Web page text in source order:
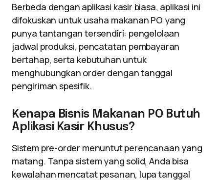
Berbeda dengan aplikasi kasir biasa, aplikasi ini
difokuskan untuk usaha makanan PO yang
punya tantangan tersendiri: pengelolaan
jadwal produksi, pencatatan pembayaran
bertahap, serta kebutuhan untuk
menghubungkan order dengan tanggal
pengiriman spesifik.
Kenapa Bisnis Makanan PO Butuh
Aplikasi Kasir Khusus?
Sistem pre-order menuntut perencanaan yang
matang. Tanpa sistem yang solid, Anda bisa
kewalahan mencatat pesanan, lupa tanggal